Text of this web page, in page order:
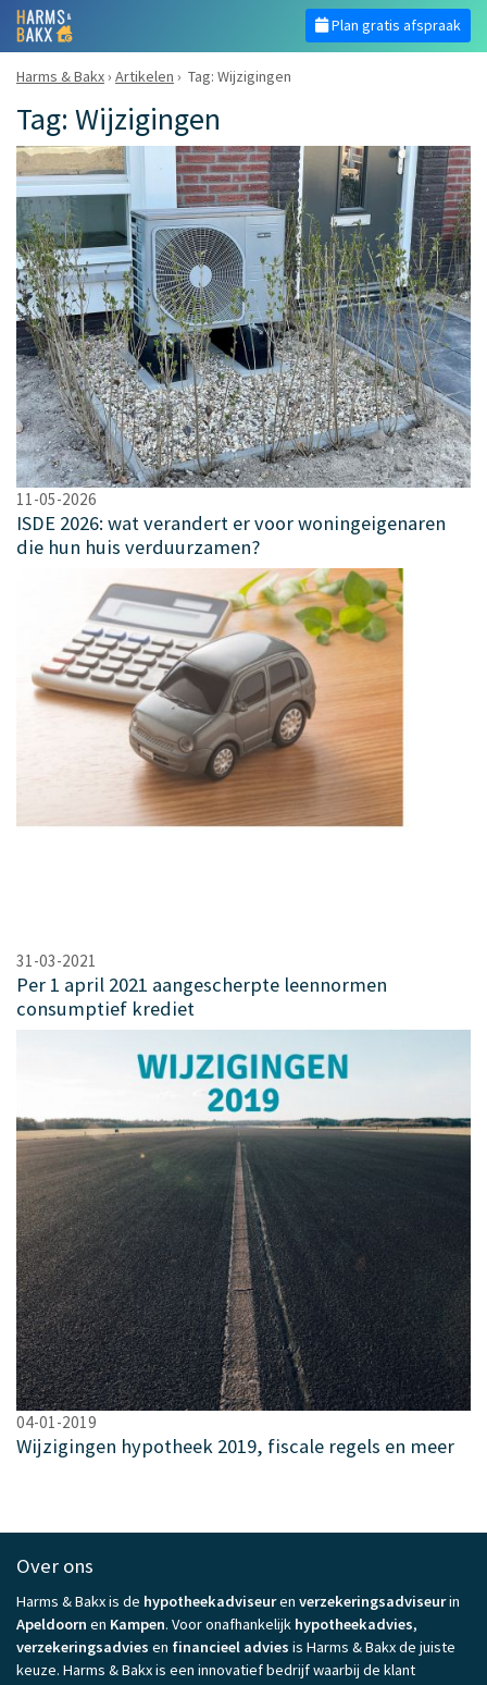
Plan gratis afspraak
Harms & Bakx› Artikelen › Tag: Wijzigingen
Tag: Wijzigingen
11-05-2026
ISDE 2026: wat verandert er voor woningeigenaren
die hun huis verduurzamen?
31-03-2021
Per 1 april 2021 aangescherpte leennormen
consumptief krediet
04-01-2019
Wijzigingen hypotheek 2019, fiscale regels en meer
Over ons
Harms & Bakx is de hypotheekadviseuren verzekeringsadviseurin
Apeldoorn en Kampen. Voor onafhankelijk hypotheekadvies,
verzekeringsadvies en financieel advies is Harms & Bakx de juiste
keuze. Harms & Bakx is een innovatief bedrijf waarbij de klant